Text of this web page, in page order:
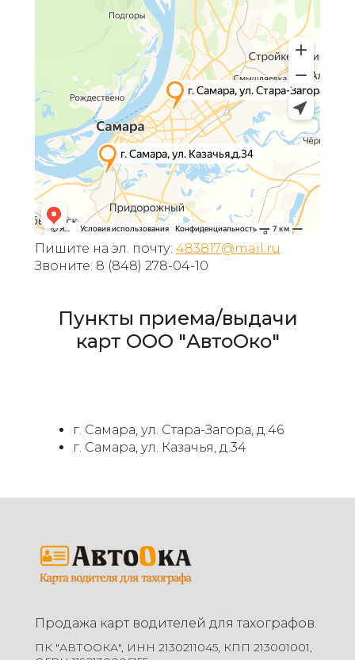
Пишите на эл. почту: 483817@mail.ru
Звоните: 8 (848) 278-04-10
Пункты приема/выдачи
карт ООО "АвтоОко"
г. Самара, ул. Стара-Загора, д.46
г. Самара, ул. Казачья, д.34
Продажа карт водителей для тахографов.
ПК "АВТООКА", ИНН 2130211045, КПП 213001001,